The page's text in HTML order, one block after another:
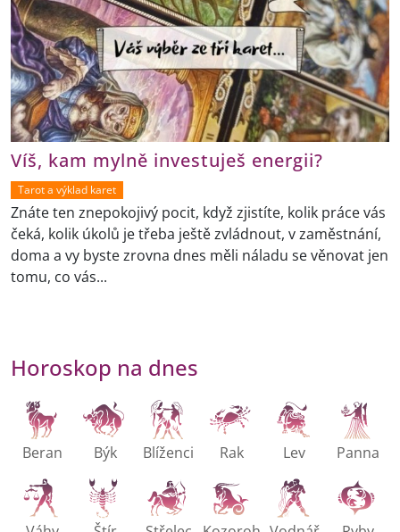
Víš, kam mylně investuješ energii?
Tarot a výklad karet
Znáte ten znepokojivý pocit, když zjistíte, kolik práce vás
čeká, kolik úkolů je třeba ještě zvládnout, v zaměstnání,
doma a vy byste zrovna dnes měli náladu se věnovat jen
tomu, co vás...
Horoskop na dnes
Beran Býk Blíženci Rak Lev Panna